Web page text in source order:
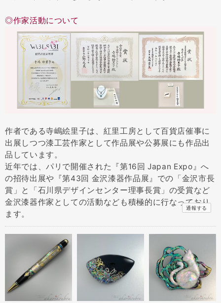
◎作家活動について
作者である寺嶋絵里子は、紅里工房として百貨店催事に
出展しつつ漆工芸作家として作品展や公募展にも作品出
品しています。
近年では、パリで開催された『第16回 Japan Expo』へ
の招待出展や『第43回 金沢漆器作品展』での「金沢市長
賞」と「石川県デザインセンター理事長賞」の受賞など
金沢漆器作家としての活動なども積極的に行なっており
ます。
通報する